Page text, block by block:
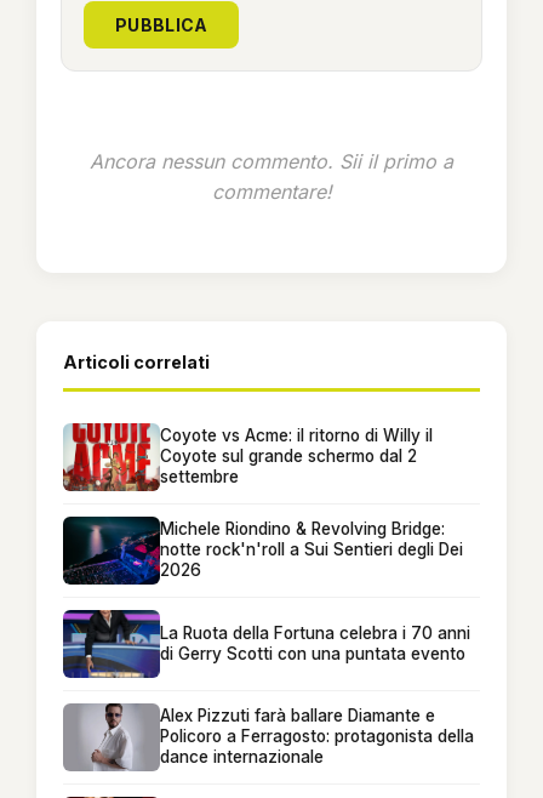
PUBBLICA
Ancora nessun commento. Sii il primo a
commentare!
Articoli correlati
Coyote vs Acme: il ritorno di Willy il
Coyote sul grande schermo dal 2
settembre
Michele Riondino & Revolving Bridge:
notte rock'n'roll a Sui Sentieri degli Dei
2026
La Ruota della Fortuna celebra i 70 anni
di Gerry Scotti con una puntata evento
Alex Pizzuti farà ballare Diamante e
Policoro a Ferragosto: protagonista della
dance internazionale